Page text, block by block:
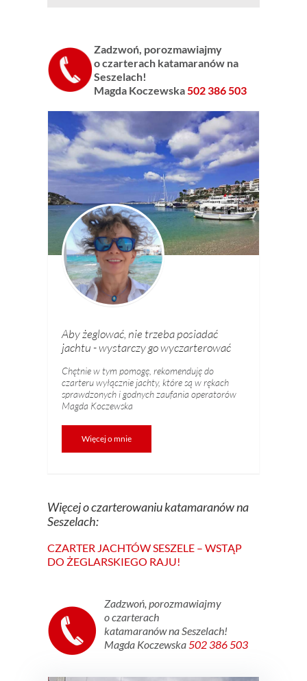
Zadzwoń, porozmawiajmy
o czarterach katamaranów na
Seszelach!
Magda Koczewska 502 386 503
Aby żeglować, nie trzeba posiadać
jachtu - wystarczy go wyczarterować
Chętnie w tym pomogę, rekomenduję do
czarteru wyłącznie jachty, które są w rękach
sprawdzonych i godnych zaufania operatorów
Magda Koczewska
Więcej o mnie
Więcej o czarterowaniu katamaranów na
Seszelach:
CZARTER JACHTÓW SESZELE – WSTĄP
DO ŻEGLARSKIEGO RAJU!
Zadzwoń, porozmawiajmy
o czarterach
katamaranów na Seszelach!
Magda Koczewska502 386 503